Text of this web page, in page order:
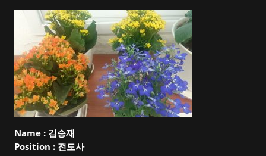
Name : 김승재
Position : 전도사